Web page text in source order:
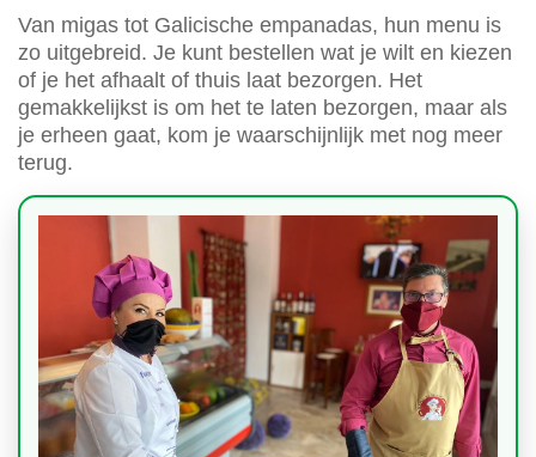
Van migas tot Galicische empanadas, hun menu is
zo uitgebreid. Je kunt bestellen wat je wilt en kiezen
of je het afhaalt of thuis laat bezorgen. Het
gemakkelijkst is om het te laten bezorgen, maar als
je erheen gaat, kom je waarschijnlijk met nog meer
terug.